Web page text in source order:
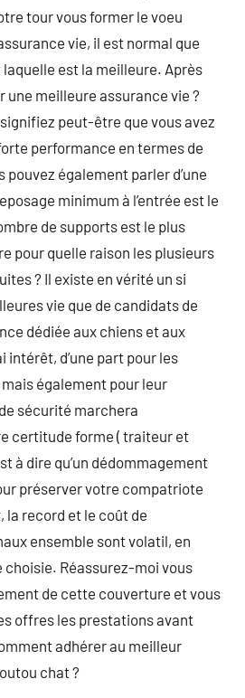
tour vous former le voeu
vie, il est normal que
est la meilleure. Après
une meilleure assurance vie ?
peut-être que vous avez
performance en termes de
pouvez également parler d’une
minimum à l’entrée est le
de supports est le plus
pour quelle raison les plusieurs
? Il existe en vérité un si
vie que de candidats de
dédiée aux chiens et aux
intérêt, d’une part pour les
également pour leur
sécurité marchera
certitude forme ( traiteur et
à dire qu’un dédommagement
préserver votre compatriote
la record et le coût de
ensemble sont volatil, en
Réassurez-moi vous
de cette couverture et vous
offres les prestations avant
adhérer au meilleur
chat ?